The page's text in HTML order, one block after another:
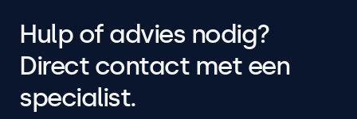
Hulp of advies nodig?
Direct contact met een
specialist.